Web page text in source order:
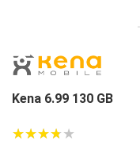
Kena 6.99 130 GB
★★★★★
★★★★★